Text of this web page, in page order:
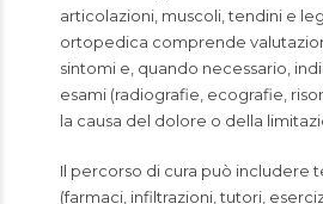
articolazioni, muscoli, tendini e
ortopedica comprende
sintomi e, quando necessario,
esami (radiografie, ecografie,
la causa del dolore o della
Il percorso di cura può includere
(farmaci, infiltrazioni, tutori,